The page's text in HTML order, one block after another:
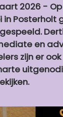
2026 -
Posterholt
en
zijn er